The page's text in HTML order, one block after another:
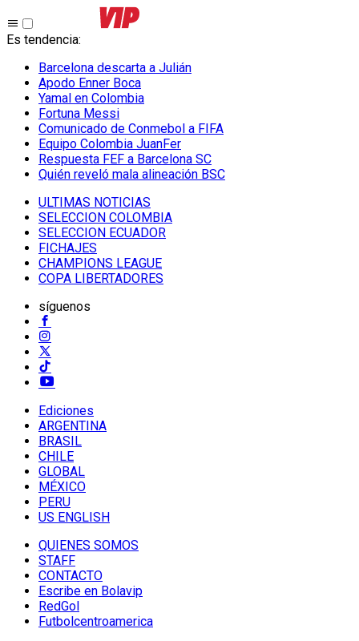
Es tendencia:
Barcelona descarta a Julián
Apodo Enner Boca
Yamal en Colombia
Fortuna Messi
Comunicado de Conmebol a FIFA
Equipo Colombia JuanFer
Respuesta FEF a Barcelona SC
Quién reveló mala alineación BSC
ULTIMAS NOTICIAS
SELECCION COLOMBIA
SELECCION ECUADOR
FICHAJES
CHAMPIONS LEAGUE
COPA LIBERTADORES
síguenos
Ediciones
ARGENTINA
BRASIL
CHILE
GLOBAL
MÉXICO
PERU
US ENGLISH
QUIENES SOMOS
STAFF
CONTACTO
Escribe en Bolavip
RedGol
Futbolcentroamerica